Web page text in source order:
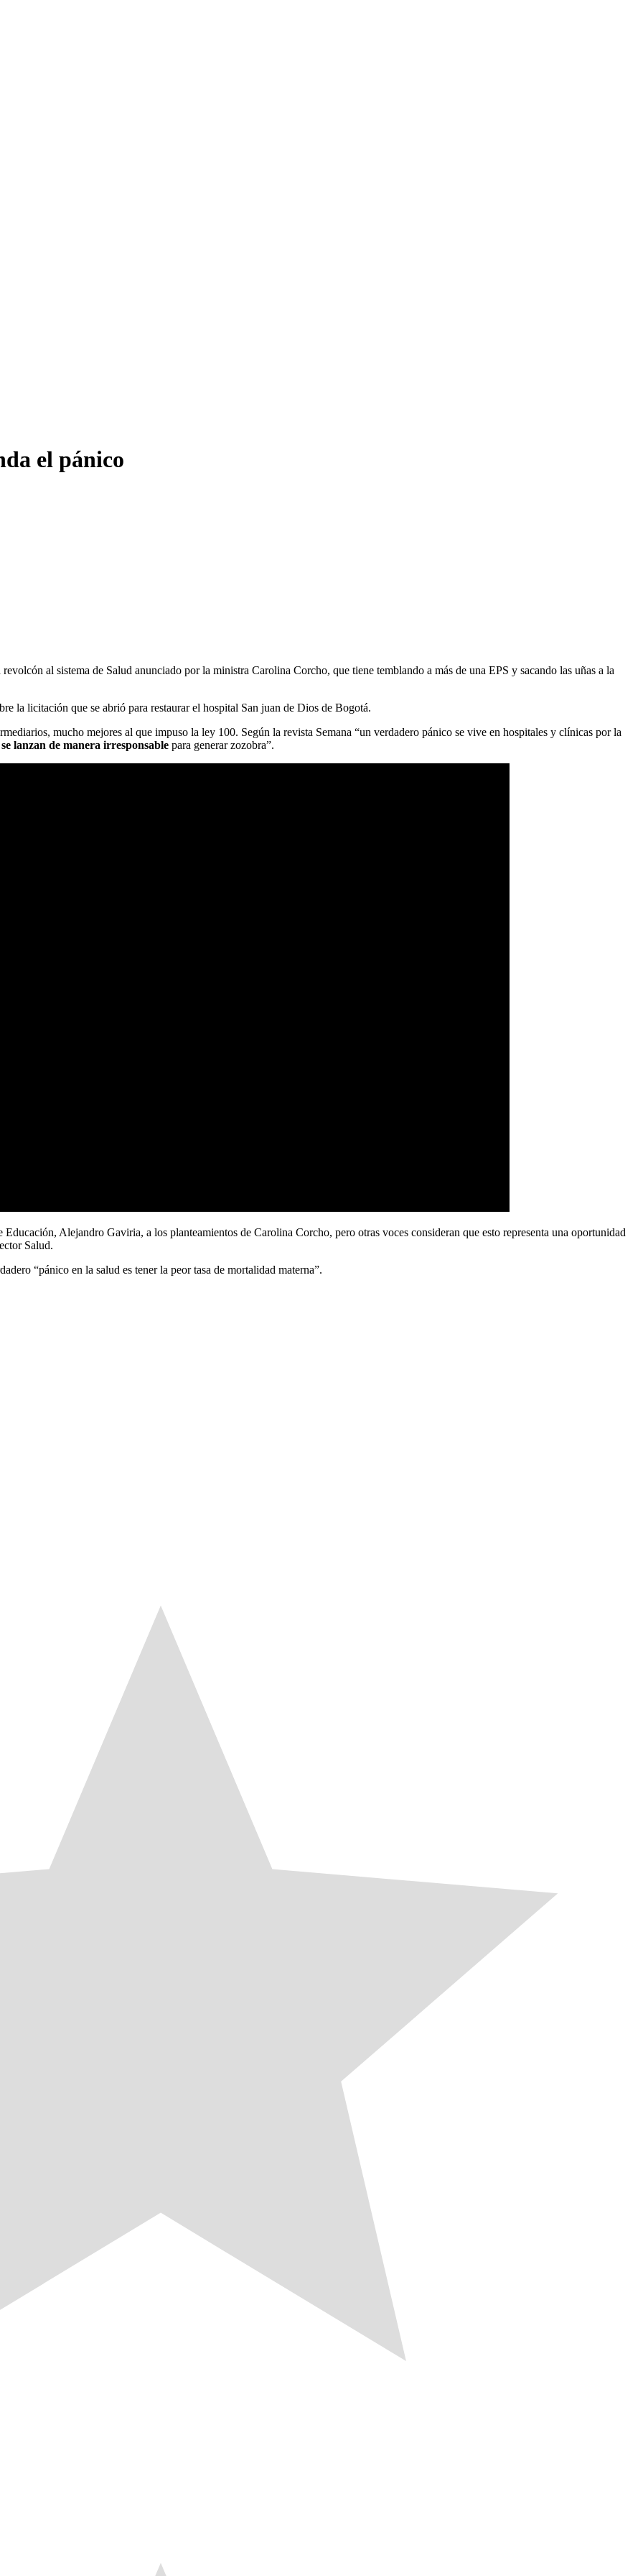
el pánico
al sistema de Salud anunciado por la ministra Carolina Corcho, que tiene temblando a más de una EPS y sacando las uñas a la
la licitación que se abrió para restaurar el hospital San juan de Dios de Bogotá.
mucho mejores al que impuso la ley 100. Según la revista Semana “un verdadero pánico se vive en hospitales y clínicas por la
lanzan de manera irresponsable para generar zozobra”.
Alejandro Gaviria, a los planteamientos de Carolina Corcho, pero otras voces consideran que esto representa una oportunidad
Salud.
“pánico en la salud es tener la peor tasa de mortalidad materna”.